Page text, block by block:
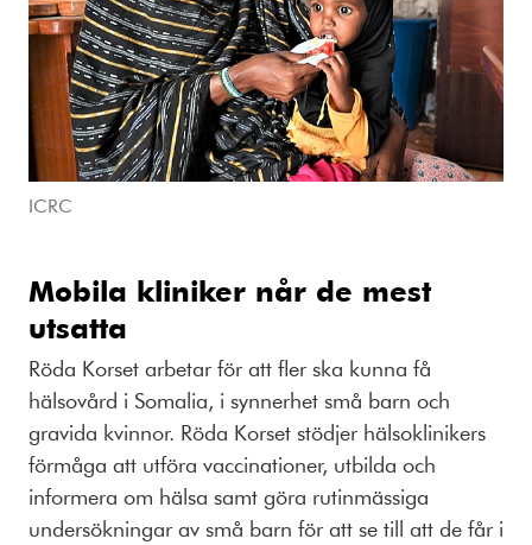
ICRC
Mobila kliniker når de mest
utsatta
Röda Korset arbetar för att fler ska kunna få
hälsovård i Somalia, i synnerhet små barn och
gravida kvinnor. Röda Korset stödjer hälsoklinikers
förmåga att utföra vaccinationer, utbilda och
informera om hälsa samt göra rutinmässiga
undersökningar av små barn för att se till att de får i